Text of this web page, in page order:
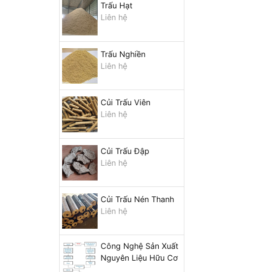
Trấu Hạt
Liên hệ
Trấu Nghiền
Liên hệ
Củi Trấu Viên
Liên hệ
Củi Trấu Đập
Liên hệ
Củi Trấu Nén Thanh
Liên hệ
Công Nghệ Sản Xuất
Nguyên Liệu Hữu Cơ